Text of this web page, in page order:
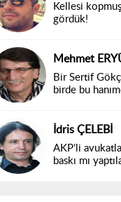
Kellesi
gördük!
Mehmet
Bir Sertif
birde bu
İdris ÇELEBİ
AKP’li
baskı mı